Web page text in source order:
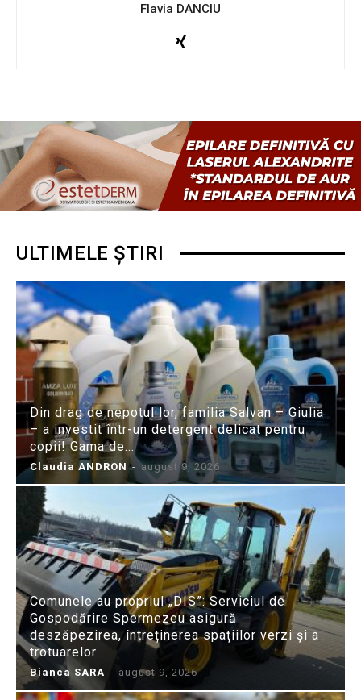
Flavia DANCIU
ULTIMELE ȘTIRI
Din drag de nepotul lor, familia Salvan – Giulia
– a investit într-un detergent delicat pentru
copii! Gama de...
Claudia ANDRON - august 9, 2026
Comunele au propriul „DIS”: Serviciul de
Gospodărire Spermezeu asigură
deszăpezirea, întreținerea spațiilor verzi și a
trotuarelor
Bianca SARA - august 9, 2026